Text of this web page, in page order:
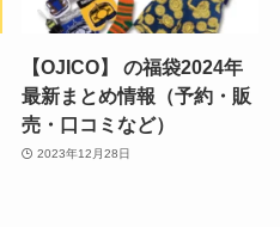
【OJICO】 の福袋2024年
最新まとめ情報（予約・販
売・口コミなど）
2023年12月28日